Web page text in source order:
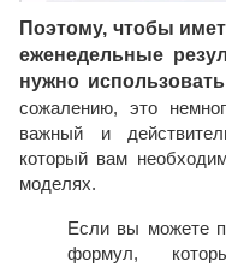
Поэтому, чтобы
еженедельные
нужно
сожалению, это
важный и
который вам
моделях.
Если вы можете
формул,